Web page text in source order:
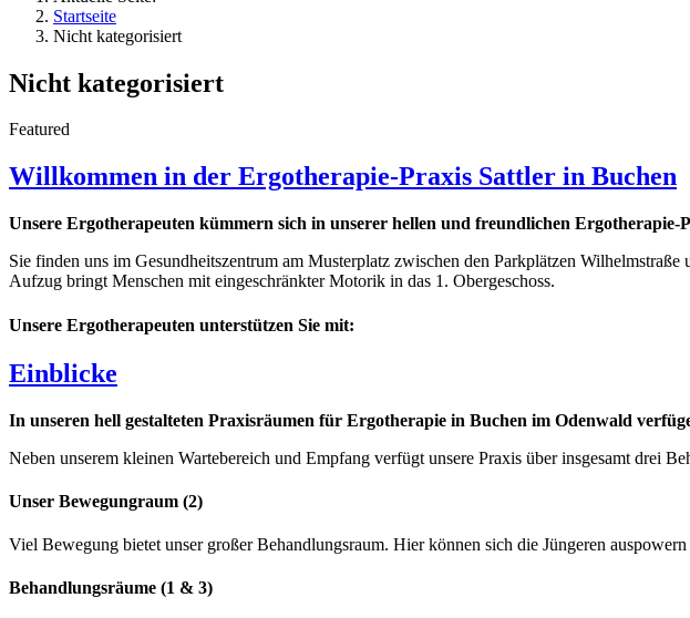
Startseite
Nicht kategorisiert
Nicht kategorisiert
Featured
Willkommen in der Ergotherapie-Praxis Sattler in Buchen
Unsere Ergotherapeuten kümmern sich in unserer hellen und freundlichen Ergotherapie-
Sie finden uns im Gesundheitszentrum am Musterplatz zwischen den Parkplätzen
Aufzug bringt Menschen mit eingeschränkter Motorik in das 1. Obergeschoss.
Unsere Ergotherapeuten unterstützen Sie mit:
Einblicke
In unseren hell gestalteten Praxisräumen für Ergotherapie in Buchen im Odenwald
Neben unserem kleinen Wartebereich und Empfang verfügt unsere Praxis über insgesamt drei
Unser Bewegungraum (2)
Viel Bewegung bietet unser großer Behandlungsraum. Hier können sich die Jüngeren
Behandlungsräume (1 & 3)